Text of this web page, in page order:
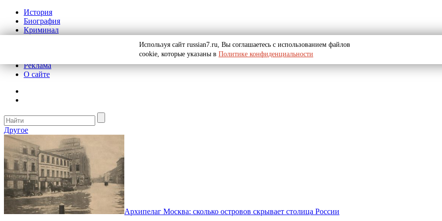
История
Биография
Криминал
Реклама
О сайте
Другое
Архипелаг Москва: сколько островов скрывает столица России
Используя сайт russian7.ru, Вы соглашаетесь с использованием файлов
cookie, которые указаны в Политике конфиденциальности